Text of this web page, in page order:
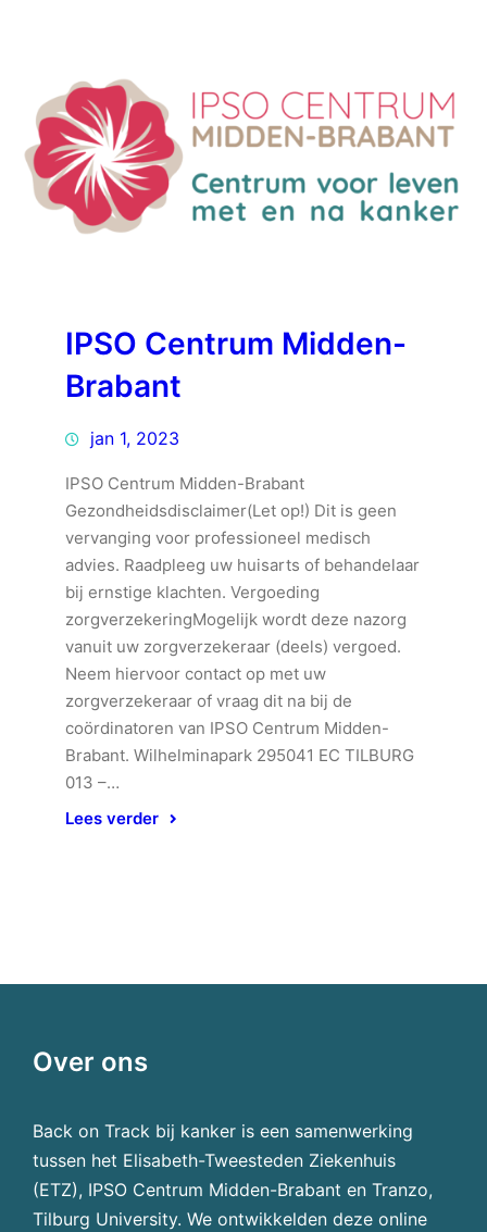
IPSO Centrum Midden-
Brabant
jan 1, 2023
IPSO Centrum Midden-Brabant
Gezondheidsdisclaimer(Let op!) Dit is geen
vervanging voor professioneel medisch
advies. Raadpleeg uw huisarts of behandelaar
bij ernstige klachten. Vergoeding
zorgverzekeringMogelijk wordt deze nazorg
vanuit uw zorgverzekeraar (deels) vergoed.
Neem hiervoor contact op met uw
zorgverzekeraar of vraag dit na bij de
coördinatoren van IPSO Centrum Midden-
Brabant. Wilhelminapark 295041 EC TILBURG
013 –…
Lees verder
Over ons
Back on Track bij kanker is een samenwerking
tussen het Elisabeth-Tweesteden Ziekenhuis
(ETZ), IPSO Centrum Midden-Brabant en Tranzo,
Tilburg University. We ontwikkelden deze online